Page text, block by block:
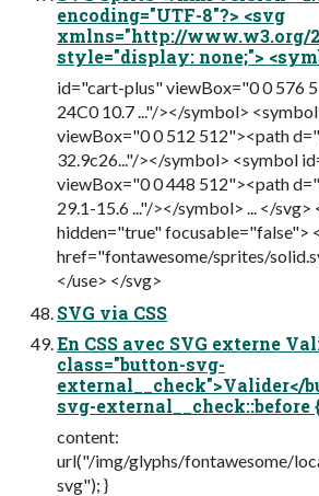
encoding="UTF-8"?> <svg
xmlns="http://www.w3.org/
style="display: none;">
id="cart-plus" viewBox="0 0 576
24C0 10.7 ..."/></symbol>
viewBox="0 0 512 512"><path
32.9c26..."/></symbol> <symbol
viewBox="0 0 448 512"><path
29.1-15.6 ..."/></symbol> ... </svg>
hidden="true" focusable="false">
href="fontawesome/sprites/
</use> </svg>
SVG via CSS
En CSS avec SVG externe
class="button-svg-
external__check">Valider</
svg-external__check::before
content:
url("/img/glyphs/fontawesome/
svg"); }